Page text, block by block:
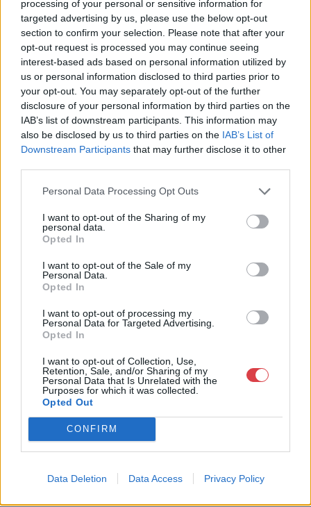
processing of your personal or sensitive information for
targeted advertising by us, please use the below opt-out
section to confirm your selection. Please note that after your
opt-out request is processed you may continue seeing
interest-based ads based on personal information utilized by
us or personal information disclosed to third parties prior to
your opt-out. You may separately opt-out of the further
disclosure of your personal information by third parties on the
IAB’s list of downstream participants. This information may
also be disclosed by us to third parties on the IAB’s List of
Downstream Participants that may further disclose it to other
Personal Data Processing Opt Outs
I want to opt-out of the Sharing of my
personal data.
Opted In
I want to opt-out of the Sale of my
Personal Data.
Opted In
I want to opt-out of processing my
Personal Data for Targeted Advertising.
Opted In
I want to opt-out of Collection, Use,
Retention, Sale, and/or Sharing of my
Personal Data that Is Unrelated with the
Purposes for which it was collected.
Opted Out
CONFIRM
Data Deletion Data Access Privacy Policy
Aukció helye:https://www.amordelarte.hu/aukciok/
Tételszám: 211
Eladó adatai
Eladó: Amor Del Arte Galéria-
Aukciósház
Cím: Ráduly Zoltán
Amor Del Arte Kft.
9400
Bemutatkozás: A cég főtevékenysége minden olyan
tevékenység, mely kapcsolatban áll a festmények és műtárgyak
adás-vételével, bizományosi értékesítésével, festmények
értékbecslésével és online aukciók szervezésével és
lebonyolításával. A weboldalon elérhetőek a cég által kínált
festmények, és egy online aukciós felület is, mely által bárki
vegyen a cég online aukcióin.
GALÉRIA TOVÁBBI MŰTÁRGYAI